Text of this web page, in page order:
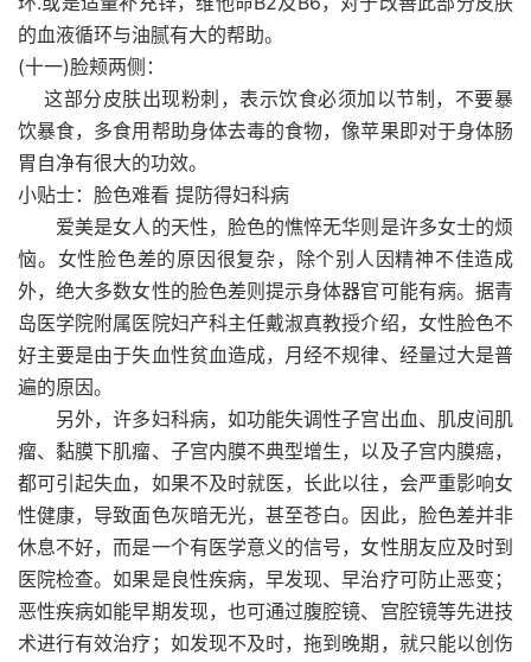
的血液循环与油腻有大的帮助。
(十一)脸颊两侧：
这部分皮肤出现粉刺，表示饮食必须加以节制，不要暴
饮暴食，多食用帮助身体去毒的食物，像苹果即对于身体肠
胃自净有很大的功效。
小贴士：脸色难看 提防得妇科病
爱美是女人的天性，脸色的憔悴无华则是许多女士的烦
恼。 女性脸色差的原因很复杂，除个别人因精神不佳造成
外，绝大多数女性的脸色差则提示身体器官可能有病。据青
岛医学院附属医院妇产科主任戴淑真教授介绍，女性脸色不
好主要是由于失血性贫血造成，月经不规律、经量过大是普
遍的原因。
另外，许多妇科病，如功能失调性子宫出血、肌皮间肌
瘤、黏膜下肌瘤、子宫内膜不典型增生，以及子宫内膜癌，
都可引起失血，如果不及时就医，长此以往，会严重影响女
性健康，导致面色灰暗无光，甚至苍白。因此，脸色差并非
休息不好，而是一个有医学意义的信号，女性朋友应及时到
医院检查。如果是良性疾病，早发现、早治疗可防止恶变；
恶性疾病如能早期发现，也可通过腹腔镜、宫腔镜等先进技
术进行有效治疗；如发现不及时，拖到晚期，就只能以创伤